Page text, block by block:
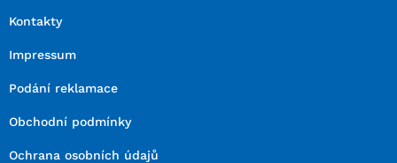
Kontakty
Impressum
Podání reklamace
Obchodní podmínky
Ochrana osobních údajů